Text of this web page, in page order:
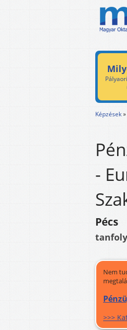
Képzések»
-
Pécs
Nem
>>>